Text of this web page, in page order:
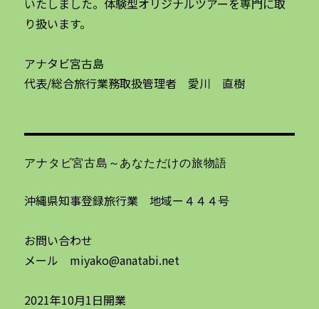
いたしました。体験型オリジナルツアーを専門に取
り扱います。
アナタビ宮古島
代表/総合旅行業務取扱管理者 愛川 直樹
アナタビ宮古島～あなただけの旅物語
沖縄県知事登録旅行業 地域ー４４４号
お問い合わせ
メール miyako@anatabi.net
2021年10月1日開業